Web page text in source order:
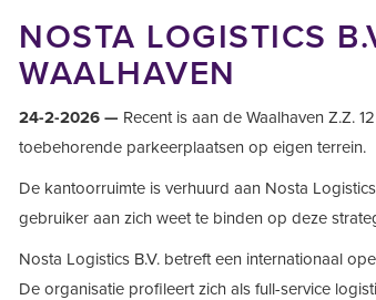
NOSTA LOGISTICS
WAALHAVEN
24-2-2026 — Recent is aan de Waalhaven Z.Z.
toebehorende parkeerplaatsen op eigen terrein.
De kantoorruimte is verhuurd aan Nosta
gebruiker aan zich weet te binden op deze
Nosta Logistics B.V. betreft een internationaal
De organisatie profileert zich als full-service